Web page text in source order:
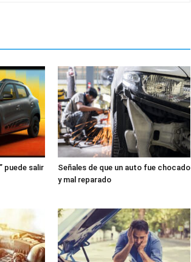
puede salir
Señales de que un auto fue chocado
y mal reparado